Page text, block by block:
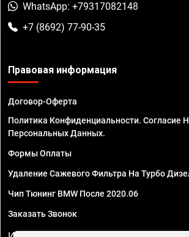
WhatsApp: +79317082148
+7 (8692) 77-90-35
Правовая информация
Договор-Оферта
Политика Конфиденциальности. Согласие
Персональных Данных.
Формы Оплаты
Удаление Сажевого Фильтра На Турбо
Чип Тюнинг BMW После 2020.06
Заказать Звонок